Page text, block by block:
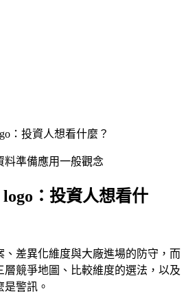
：投資人想看什麼？
料準備應用一般觀念
：投資人想看什
、差異化維度與大廠進場的防守，而
層競爭地圖、比較維度的選法，以及
是警訊。